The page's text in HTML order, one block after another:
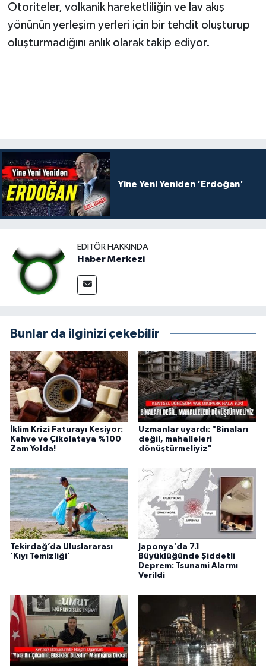
Otoriteler, volkanik hareketliliğin ve lav akış
yönünün yerleşim yerleri için bir tehdit oluşturup
oluşturmadığını anlık olarak takip ediyor.
Yine Yeni Yeniden ‘Erdoğan'
EDITÖR HAKKINDA
Haber Merkezi
Bunlar da ilginizi çekebilir
İklim Krizi Faturayı Kesiyor:
Kahve ve Çikolataya %100
Zam Yolda!
Uzmanlar uyardı: "Binaları
değil, mahalleleri
dönüştürmeliyiz"
Tekirdağ’da Uluslararası
‘Kıyı Temizliği’
Japonya'da 7.1
Büyüklüğünde Şiddetli
Deprem: Tsunami Alarmı
Verildi